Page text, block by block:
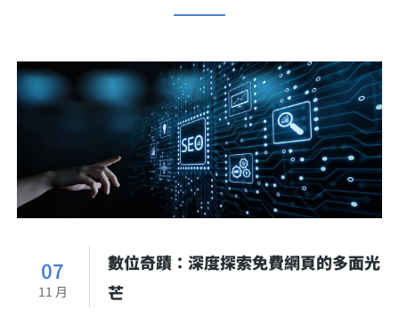
07
11 月
數位奇蹟：深度探索免費網頁的多面光
芒